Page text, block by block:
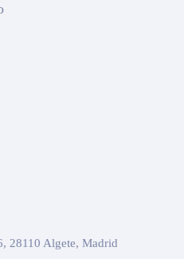
28110 Algete, Madrid